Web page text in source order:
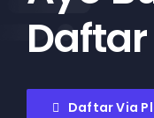
Daftar Via